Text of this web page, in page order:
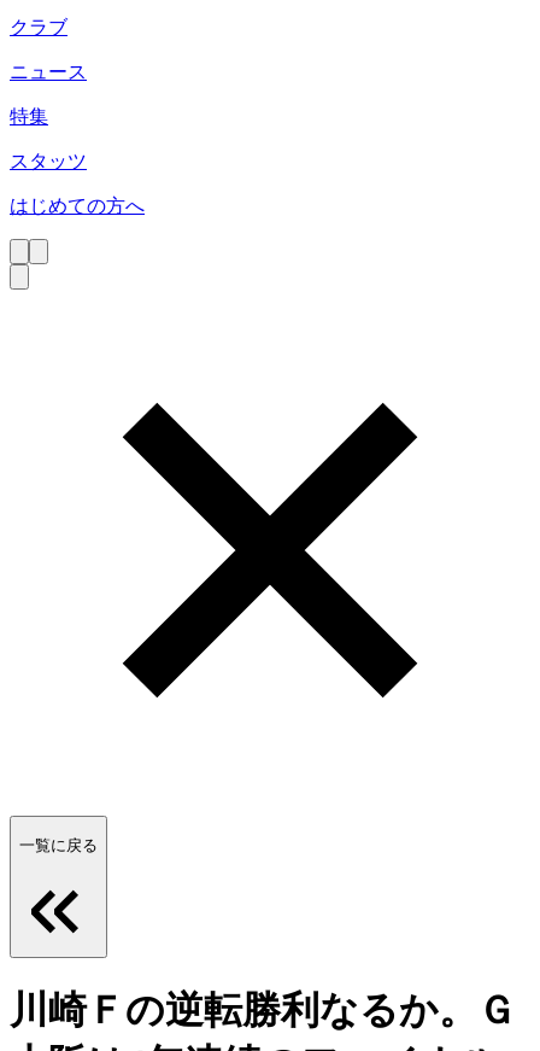
クラブ
ニュース
特集
スタッツ
はじめての方へ
一覧に戻る
川崎Ｆの逆転勝利なるか。Ｇ